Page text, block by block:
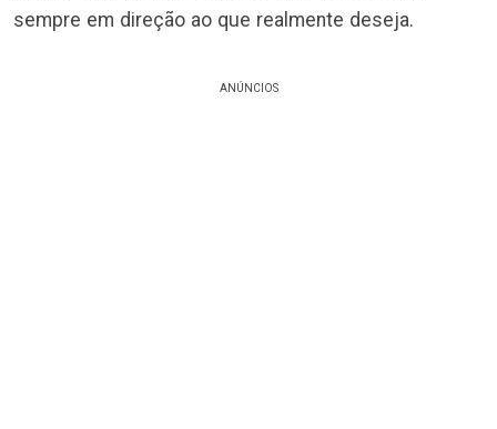
sempre em direção ao que realmente deseja.
ANÚNCIOS